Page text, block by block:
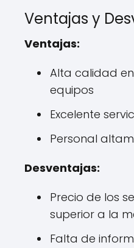
Ventajas y
Ventajas:
Alta calidad
equipos
Excelente
Personal
Desventajas:
Precio de los
superior a la
Falta de